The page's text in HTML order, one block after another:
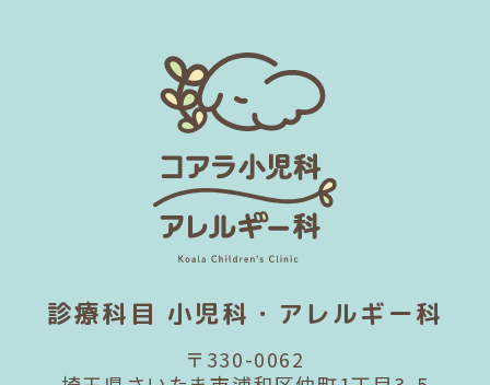
診療科目 小児科・アレルギー科
〒330-0062